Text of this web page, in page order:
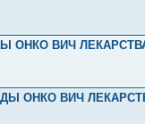
ВИЧ ЛЕКАРСТВА
ОНКО ВИЧ